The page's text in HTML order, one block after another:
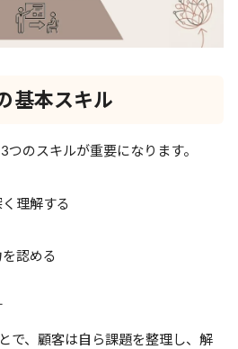
基本スキル
のスキルが重要になります。
理解する
認める
で、顧客は自ら課題を整理し、解